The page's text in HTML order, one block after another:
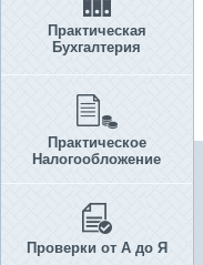
Практическая
Бухгалтерия
Практическое
Налогообложение
Проверки от А до Я